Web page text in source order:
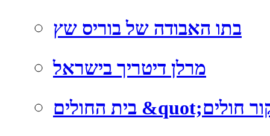
בתו האבודה של בוריס שץ
מרלן דיטריך בישראל